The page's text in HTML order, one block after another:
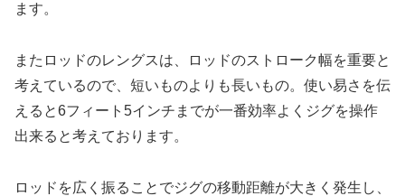
ます。
またロッドのレングスは、ロッドのストローク幅を重要と
考えているので、短いものよりも長いもの。使い易さを伝
えると6フィート5インチまでが一番効率よくジグを操作
出来ると考えております。
ロッドを広く振ることでジグの移動距離が大きく発生し、